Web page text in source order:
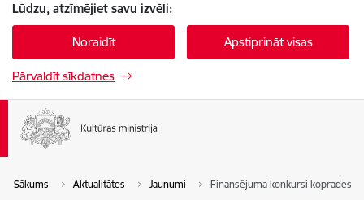
Lūdzu, atzīmējiet savu izvēli:
Noraidīt Apstiprināt visas
Pārvaldīt sīkdatnes
Sākums Aktualitātes Jaunumi Finansējuma konkursi koprades